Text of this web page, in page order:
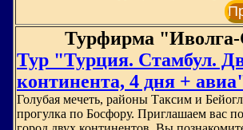
Турфирма
Тур "Турция. Стамбул.
континента, 4 дня +
Голубая мечеть, районы Таксим и
прогулка по Босфору. Приглашаем вас